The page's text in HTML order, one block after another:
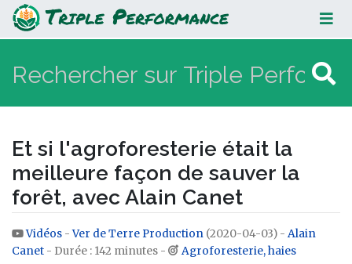
Et si l'agroforesterie était la
meilleure façon de sauver la forêt,
avec Alain Canet
Et si l'agroforesterie était la
meilleure façon de sauver la
forêt, avec Alain Canet
Aller à :navigation,rechercher
Vidéos -Ver de Terre Production (2020-04-03) - Alain
Canet - Durée : 142 minutes - Agroforesterie, haies